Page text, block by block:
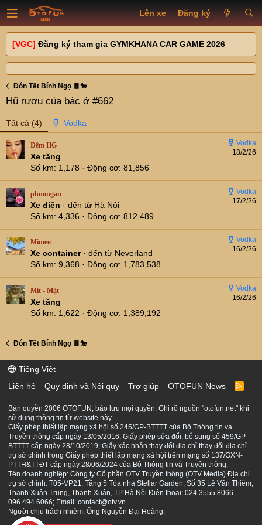
Lên xe Đăng ký
[VGC] Đăng ký tham gia GYMKHANA CAR GAME 2026
Đón Tết Bính Ngọ 🧧🐎
Hũ rượu của bác ở #662
Tất cả (4)
18/2/26
Đêm HG
Xe tăng
Số km
1,178 Động cơ 81,856
17/2/26
phuongan
Xe điện · đến từ Hà Nội
Số km 4,336 Động cơ 812,489
16/2/26
Mimeo
Xe container · đến từ Neverland
Số km 9,368 Động cơ 1,783,538
16/2/26
Mít - Mật
Xe tăng
Số km
1,622 Động cơ 1,389,192
Đón Tết Bính Ngọ 🧧🐎
Tiếng Việt
Liên hệ
Quy định và Nội quy Trợ giúp OTOFUN News
R
S
Bản quyền 2006 OTOFUN, bảo lưu mọi quyền. Ghi rõ nguồn "otofun.net" khi
sử dụng thông tin từ website này.
Giấy phép thiết lập mạng xã hội số 245/GP-BTTTT của Bộ Thông tin và
Truyền thông cấp ngày 13/05/2016; Giấy phép sửa đổi, bổ sung số 459/GP-
BTTTT cấp ngày 28/10/2019; Giấy xác nhận thay đổi địa chỉ thay đổi địa chỉ
trụ sở chính trong Giấy phép thiết lập mạng xã hội trên mạng số 137/GXN-
PTTH&TTĐT cấp ngày 28/06/2024 của Bộ Thông tin và Truyền thông.
Tên doanh nghiệp: Công ty Cổ phần OTV Truyền thông (OTV Media) Địa chỉ
trụ sở chính: T05-VP21, Tầng 5 Tòa nhà Stellar Garden, Số 35 Lê Văn Thiêm,
Thanh Xuân Trung, Thanh Xuân, TP Hà Nội Điện thoại: 024.3555.8066 -
096.494.6066; Email: contact@otv.vn
Người chịu trách nhiệm: Ông Nguyễn Đại Hoàng.